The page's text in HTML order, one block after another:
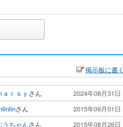
掲示板に書く
ａｒｓｙ さん
2024年08月31日
さん
2015年09月01日
うちゃんさん 2015年08月26日